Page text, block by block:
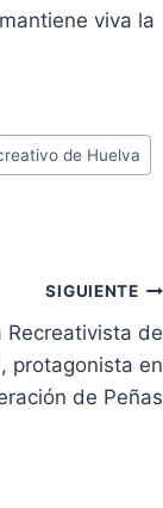
viva la
de Huelva
SIGUIENTE
Recreativista de
protagonista en
de Peñas